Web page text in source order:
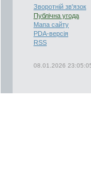
Зворотній зв'язок
Публічна угода
Мапа сайту
PDA-версія
RSS
08.01.2026